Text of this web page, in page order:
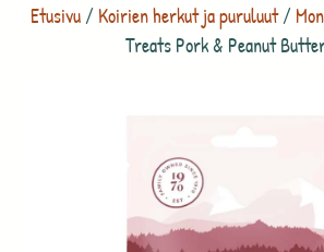
Etusivu/Koirien herkut ja puruluut/
Treats Pork & Peanut